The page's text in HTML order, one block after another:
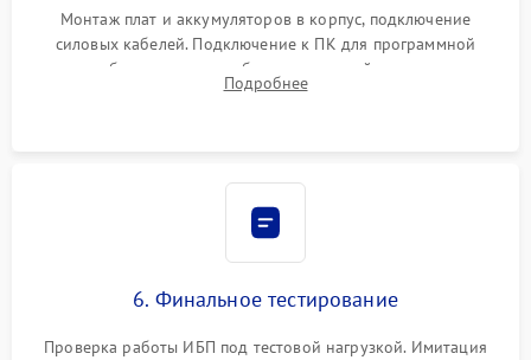
Монтаж плат и аккумуляторов в корпус, подключение
силовых кабелей. Подключение к ПК для программной
калибровки констант батареи, настройки порогов
срабатывания AVR и сброса счетчиков старения АКБ.
Подробнее
6. Финальное тестирование
Проверка работы ИБП под тестовой нагрузкой. Имитация